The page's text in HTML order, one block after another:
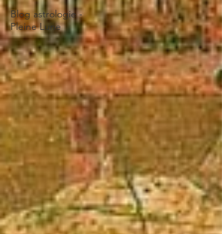
Blog astrologie -
Pleine Lune